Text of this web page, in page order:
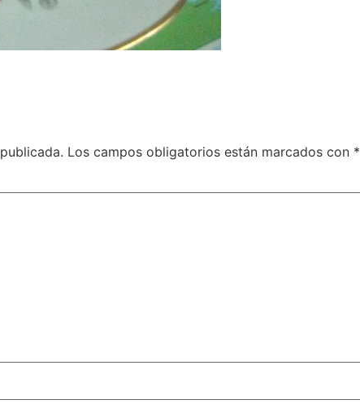
Los campos obligatorios están marcados con *